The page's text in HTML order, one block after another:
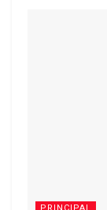
PRINCIPAL